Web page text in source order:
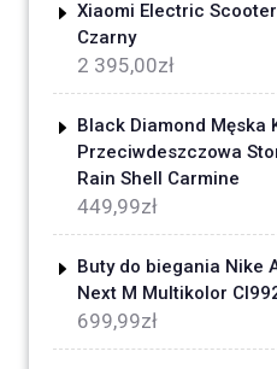
Xiaomi Electric
Czarny
2 395,00zł
Black Diamond Męska
Przeciwdeszczowa
Rain Shell Carmine
449,99zł
Buty do biegania Nike
Next M Multikolor
699,99zł